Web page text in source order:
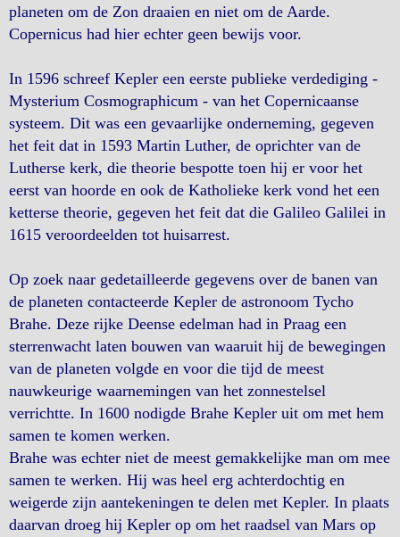
planeten om de Zon draaien en niet om de Aarde.
Copernicus had hier echter geen bewijs voor.
In 1596 schreef Kepler een eerste publieke verdediging -
Mysterium Cosmographicum - van het Copernicaanse
systeem. Dit was een gevaarlijke onderneming, gegeven
het feit dat in 1593 Martin Luther, de oprichter van de
Lutherse kerk, die theorie bespotte toen hij er voor het
eerst van hoorde en ook de Katholieke kerk vond het een
ketterse theorie, gegeven het feit dat die Galileo Galilei in
1615 veroordeelden tot huisarrest.
Op zoek naar gedetailleerde gegevens over de banen van
de planeten contacteerde Kepler de astronoom Tycho
Brahe. Deze rijke Deense edelman had in Praag een
sterrenwacht laten bouwen van waaruit hij de bewegingen
van de planeten volgde en voor die tijd de meest
nauwkeurige waarnemingen van het zonnestelsel
verrichtte. In 1600 nodigde Brahe Kepler uit om met hem
samen te komen werken.
Brahe was echter niet de meest gemakkelijke man om mee
samen te werken. Hij was heel erg achterdochtig en
weigerde zijn aantekeningen te delen met Kepler. In plaats
daarvan droeg hij Kepler op om het raadsel van Mars op